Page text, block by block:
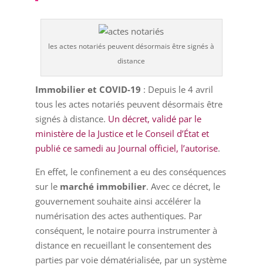
les actes notariés peuvent désormais être signés à
distance
Immobilier et COVID-19 : Depuis le 4 avril
tous les actes notariés peuvent désormais être
signés à distance. Un décret, validé par le
ministère de la Justice et le Conseil d’État et
publié ce samedi au Journal officiel, l’autorise.
En effet, le confinement a eu des conséquences
sur le marché immobilier. Avec ce décret, le
gouvernement souhaite ainsi accélérer la
numérisation des actes authentiques. Par
conséquent, le notaire pourra instrumenter à
distance en recueillant le consentement des
parties par voie dématérialisée, par un système